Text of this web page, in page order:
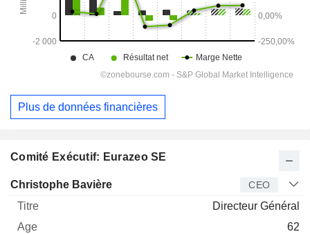
Comité Exécutif: Eurazeo SE
Dirigeant Titre Age
Christophe Bavière CEO
Directeur Général
62
Plus de données financières